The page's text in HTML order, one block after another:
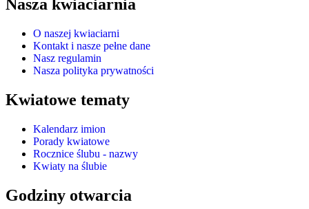
Nasza kwiaciarnia
O naszej kwiaciarni
Kontakt i nasze pełne dane
Nasz regulamin
Nasza polityka prywatności
Kwiatowe tematy
Kalendarz imion
Porady kwiatowe
Rocznice ślubu - nazwy
Kwiaty na ślubie
Godziny otwarcia